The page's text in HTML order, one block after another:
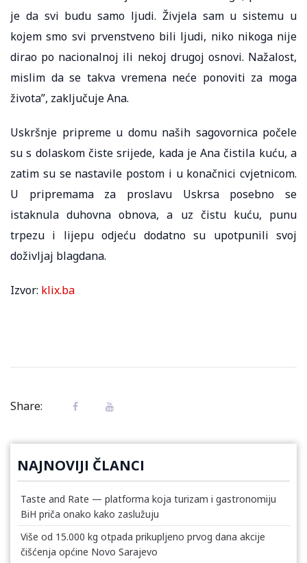
je da svi budu samo ljudi. Živjela sam u sistemu u
kojem smo svi prvenstveno bili ljudi, niko nikoga nije
dirao po nacionalnoj ili nekoj drugoj osnovi. Nažalost,
mislim da se takva vremena neće ponoviti za moga
života”, zaključuje Ana.
Uskršnje pripreme u domu naših sagovornica počele
su s dolaskom čiste srijede, kada je Ana čistila kuću, a
zatim su se nastavile postom i u konačnici cvjetnicom.
U pripremama za proslavu Uskrsa posebno se
istaknula duhovna obnova, a uz čistu kuću, punu
trpezu i lijepu odjeću dodatno su upotpunili svoj
doživljaj blagdana.
Izvor: klix.ba
Share:
NAJNOVIJI ČLANCI
Taste and Rate — platforma koja turizam i gastronomiju
BiH priča onako kako zaslužuju
Više od 15.000 kg otpada prikupljeno prvog dana akcije
čišćenja općine Novo Sarajevo